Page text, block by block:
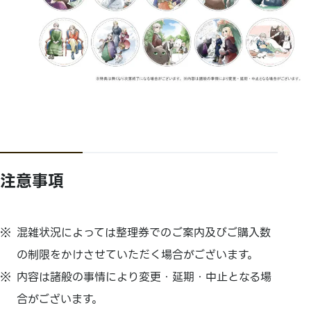
注意事項
混雑状況によっては整理券でのご案内及びご購入数
の制限をかけさせていただく場合がございます。
内容は諸般の事情により変更・延期・中止となる場
合がございます。